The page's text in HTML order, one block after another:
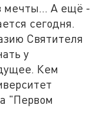
мечты... А ещё -
сегодня.
Святителя
у
Кем
"Первом